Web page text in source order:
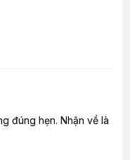
đúng hẹn. Nhận về là